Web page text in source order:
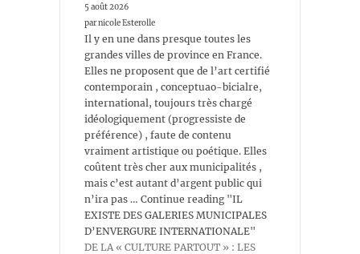
5 août 2026
par nicole Esterolle
Il y en une dans presque toutes les
grandes villes de province en France.
Elles ne proposent que de l’art certifié
contemporain , conceptuao-bicialre,
international, toujours très chargé
idéologiquement (progressiste de
préférence) , faute de contenu
vraiment artistique ou poétique. Elles
coûtent très cher aux municipalités ,
mais c’est autant d’argent public qui
n’ira pas … Continue reading "IL
EXISTE DES GALERIES MUNICIPALES
D’ENVERGURE INTERNATIONALE"
DE LA « CULTURE PARTOUT » : LES